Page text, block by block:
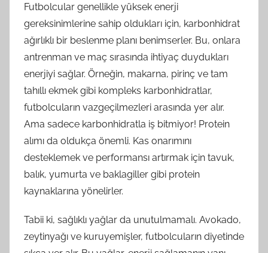
Futbolcular genellikle yüksek enerji
gereksinimlerine sahip oldukları için, karbonhidrat
ağırlıklı bir beslenme planı benimserler. Bu, onlara
antrenman ve maç sırasında ihtiyaç duydukları
enerjiyi sağlar. Örneğin, makarna, pirinç ve tam
tahıllı ekmek gibi kompleks karbonhidratlar,
futbolcuların vazgeçilmezleri arasında yer alır.
Ama sadece karbonhidratla iş bitmiyor! Protein
alımı da oldukça önemli. Kas onarımını
desteklemek ve performansı artırmak için tavuk,
balık, yumurta ve baklagiller gibi protein
kaynaklarına yönelirler.
Tabii ki, sağlıklı yağlar da unutulmamalı. Avokado,
zeytinyağı ve kuruyemişler, futbolcuların diyetinde